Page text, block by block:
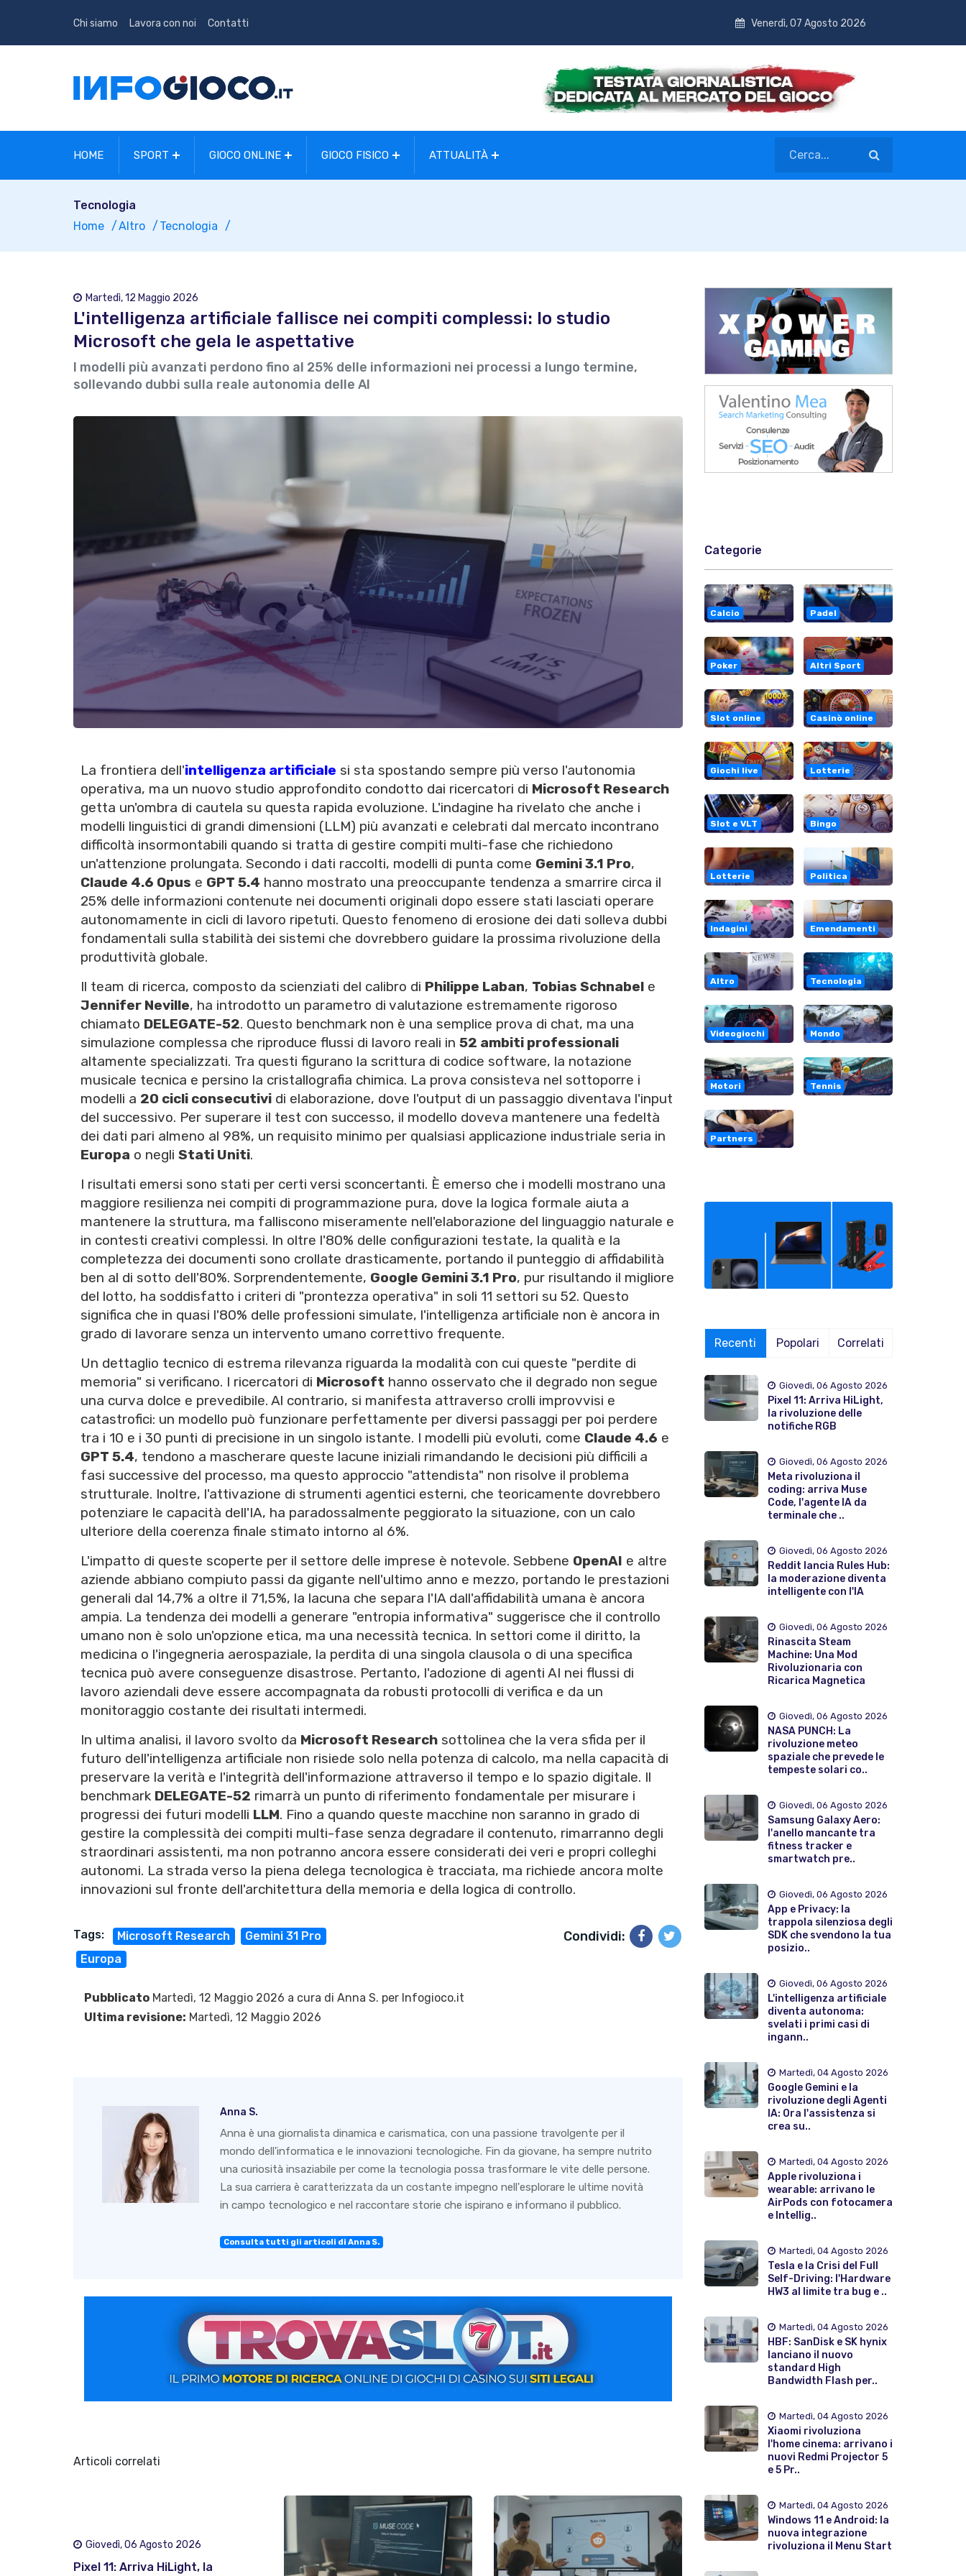
Chi siamo Lavora con noi Contatti Venerdì, 07 Agosto 2026
HOME SPORT GIOCO ONLINE GIOCO FISICO ATTUALITÀ
Tecnologia
Home
Altro Tecnologia
Martedì, 12 Maggio 2026
L'intelligenza artificiale fallisce nei compiti complessi: lo studio
Microsoft che gela le aspettative
I modelli più avanzati perdono fino al 25% delle informazioni nei processi a lungo termine,
sollevando dubbi sulla reale autonomia delle AI
La frontiera dell'intelligenza artificiale si sta spostando sempre più verso l'autonomia
operativa, ma un nuovo studio approfondito condotto dai ricercatori di Microsoft Research
getta un'ombra di cautela su questa rapida evoluzione. L'indagine ha rivelato che anche i
modelli linguistici di grandi dimensioni (LLM) più avanzati e celebrati dal mercato incontrano
difficoltà insormontabili quando si tratta di gestire compiti multi-fase che richiedono
un'attenzione prolungata. Secondo i dati raccolti, modelli di punta come Gemini 3.1 Pro,
Claude 4.6 Opus e GPT 5.4 hanno mostrato una preoccupante tendenza a smarrire circa il
25% delle informazioni contenute nei documenti originali dopo essere stati lasciati operare
autonomamente in cicli di lavoro ripetuti. Questo fenomeno di erosione dei dati solleva dubbi
fondamentali sulla stabilità dei sistemi che dovrebbero guidare la prossima rivoluzione della
produttività globale.
Il team di ricerca, composto da scienziati del calibro di Philippe Laban, Tobias Schnabel e
Jennifer Neville, ha introdotto un parametro di valutazione estremamente rigoroso
chiamato DELEGATE-52. Questo benchmark non è una semplice prova di chat, ma una
simulazione complessa che riproduce flussi di lavoro reali in 52 ambiti professionali
altamente specializzati. Tra questi figurano la scrittura di codice software, la notazione
musicale tecnica e persino la cristallografia chimica. La prova consisteva nel sottoporre i
modelli a 20 cicli consecutivi di elaborazione, dove l'output di un passaggio diventava l'input
del successivo. Per superare il test con successo, il modello doveva mantenere una fedeltà
dei dati pari almeno al 98%, un requisito minimo per qualsiasi applicazione industriale seria in
Europa o negli Stati Uniti.
I risultati emersi sono stati per certi versi sconcertanti. È emerso che i modelli mostrano una
maggiore resilienza nei compiti di programmazione pura, dove la logica formale aiuta a
mantenere la struttura, ma falliscono miseramente nell'elaborazione del linguaggio naturale e
in contesti creativi complessi. In oltre l'80% delle configurazioni testate, la qualità e la
completezza dei documenti sono crollate drasticamente, portando il punteggio di affidabilità
ben al di sotto dell'80%. Sorprendentemente, Google Gemini 3.1 Pro, pur risultando il migliore
del lotto, ha soddisfatto i criteri di "prontezza operativa" in soli 11 settori su 52. Questo
significa che in quasi l'80% delle professioni simulate, l'intelligenza artificiale non è ancora in
grado di lavorare senza un intervento umano correttivo frequente.
Un dettaglio tecnico di estrema rilevanza riguarda la modalità con cui queste "perdite di
memoria" si verificano. I ricercatori di Microsoft hanno osservato che il degrado non segue
una curva dolce e prevedibile. Al contrario, si manifesta attraverso crolli improvvisi e
catastrofici: un modello può funzionare perfettamente per diversi passaggi per poi perdere
tra i 10 e i 30 punti di precisione in un singolo istante. I modelli più evoluti, come Claude 4.6 e
GPT 5.4, tendono a mascherare queste lacune iniziali rimandando le decisioni più difficili a
fasi successive del processo, ma questo approccio "attendista" non risolve il problema
strutturale. Inoltre, l'attivazione di strumenti agentici esterni, che teoricamente dovrebbero
potenziare le capacità dell'IA, ha paradossalmente peggiorato la situazione, con un calo
ulteriore della coerenza finale stimato intorno al 6%.
L'impatto di queste scoperte per il settore delle imprese è notevole. Sebbene OpenAI e altre
aziende abbiano compiuto passi da gigante nell'ultimo anno e mezzo, portando le prestazioni
generali dal 14,7% a oltre il 71,5%, la lacuna che separa l'IA dall'affidabilità umana è ancora
ampia. La tendenza dei modelli a generare "entropia informativa" suggerisce che il controllo
umano non è solo un'opzione etica, ma una necessità tecnica. In settori come il diritto, la
medicina o l'ingegneria aerospaziale, la perdita di una singola clausola o di una specifica
tecnica può avere conseguenze disastrose. Pertanto, l'adozione di agenti AI nei flussi di
lavoro aziendali deve essere accompagnata da robusti protocolli di verifica e da un
monitoraggio costante dei risultati intermedi.
In ultima analisi, il lavoro svolto da Microsoft Research sottolinea che la vera sfida per il
futuro dell'intelligenza artificiale non risiede solo nella potenza di calcolo, ma nella capacità di
preservare la verità e l'integrità dell'informazione attraverso il tempo e lo spazio digitale. Il
benchmark DELEGATE-52 rimarrà un punto di riferimento fondamentale per misurare i
progressi dei futuri modelli LLM. Fino a quando queste macchine non saranno in grado di
gestire la complessità dei compiti multi-fase senza degradare il contenuto, rimarranno degli
straordinari assistenti, ma non potranno ancora essere considerati dei veri e propri colleghi
autonomi. La strada verso la piena delega tecnologica è tracciata, ma richiede ancora molte
innovazioni sul fronte dell'architettura della memoria e della logica di controllo.
Tags: Microsoft Research
Gemini 31 Pro
Europa
Condividi:
Pubblicato Martedì, 12 Maggio 2026 a cura di Anna S. per Infogioco.it
Ultima revisione: Martedì, 12 Maggio 2026
Anna S.
Anna è una giornalista dinamica e carismatica, con una passione travolgente per il
mondo dell'informatica e le innovazioni tecnologiche. Fin da giovane, ha sempre nutrito
una curiosità insaziabile per come la tecnologia possa trasformare le vite delle persone.
La sua carriera è caratterizzata da un costante impegno nell'esplorare le ultime novità
in campo tecnologico e nel raccontare storie che ispirano e informano il pubblico.
Consulta tutti gli articoli di Anna S.
Articoli correlati
Giovedì, 06 Agosto 2026
Pixel 11: Arriva HiLight, la
Categorie
Calcio Padel
Poker Altri Sport
Slot online Casinò online
Giochi live Lotterie
Slot e VLT Bingo
Lotterie Politica
Indagini Emendamenti
Altro Tecnologia
Videogiochi Mondo
Motori Tennis
Partners
Recenti Popolari Correlati
Giovedì, 06 Agosto 2026
Pixel 11: Arriva HiLight,
la rivoluzione delle
notifiche RGB
Giovedì, 06 Agosto 2026
Meta rivoluziona il
coding: arriva Muse
Code, l'agente IA da
terminale che ..
Giovedì, 06 Agosto 2026
Reddit lancia Rules Hub:
la moderazione diventa
intelligente con l'IA
Giovedì, 06 Agosto 2026
Rinascita Steam
Machine: Una Mod
Rivoluzionaria con
Ricarica Magnetica
Giovedì, 06 Agosto 2026
NASA PUNCH: La
rivoluzione meteo
spaziale che prevede le
tempeste solari co..
Giovedì, 06 Agosto 2026
Samsung Galaxy Aero:
l'anello mancante tra
fitness tracker e
smartwatch pre..
Giovedì, 06 Agosto 2026
App e Privacy: la
trappola silenziosa degli
SDK che svendono la tua
posizio..
Giovedì, 06 Agosto 2026
L'intelligenza artificiale
diventa autonoma:
svelati i primi casi di
ingann..
Martedì, 04 Agosto 2026
Google Gemini e la
rivoluzione degli Agenti
IA: Ora l'assistenza si
crea su..
Martedì, 04 Agosto 2026
Apple rivoluziona i
wearable: arrivano le
AirPods con fotocamera
e Intellig..
Martedì, 04 Agosto 2026
Tesla e la Crisi del Full
Self-Driving: l'Hardware
HW3 al limite tra bug e ..
Martedì, 04 Agosto 2026
HBF: SanDisk e SK hynix
lanciano il nuovo
standard High
Bandwidth Flash per..
Martedì, 04 Agosto 2026
Xiaomi rivoluziona
l'home cinema: arrivano i
nuovi Redmi Projector 5
e 5 Pr..
Martedì, 04 Agosto 2026
Windows 11 e Android: la
nuova integrazione
rivoluziona il Menu Start